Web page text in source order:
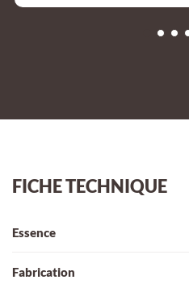
FICHE TECHNIQUE
Essence
Fabrication